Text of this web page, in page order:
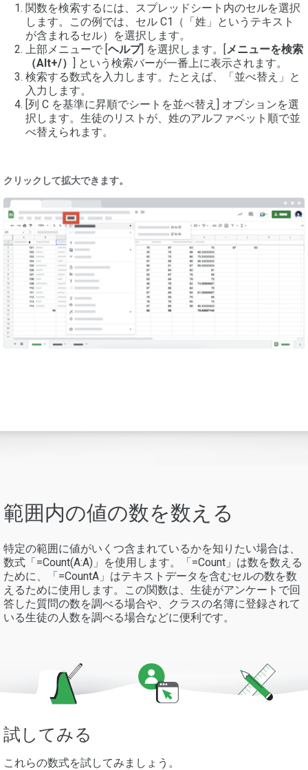
関数を検索するには、スプレッドシート内のセルを選択
します。この例では、セル C1（「姓」というテキスト
が含まれるセル）を選択します。
上部メニューで [ヘルプ] を選択します。[メニューを検索
（Alt+/） ] という検索バーが一番上に表示されます。
検索する数式を入力します。たとえば、「並べ替え」と
入力します。
[列 C を基準に昇順でシートを並べ替え] オプションを選
択します。生徒のリストが、姓のアルファベット順で並
べ替えられます。
クリックして拡大できます。
範囲内の値の数を数える
特定の範囲に値がいくつ含まれているかを知りたい場合は、
数式「=Count(A:A)」を使用します。「=Count」は数を数える
ために、「=CountA」はテキストデータを含むセルの数を数
えるために使用します。この関数は、生徒がアンケートで回
答した質問の数を調べる場合や、クラスの名簿に登録されて
いる生徒の人数を調べる場合などに便利です。
試してみる
これらの数式を試してみましょう。